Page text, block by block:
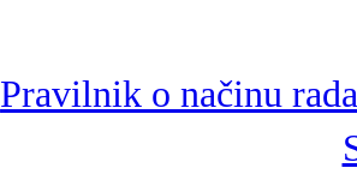
Pravilnik o načinu